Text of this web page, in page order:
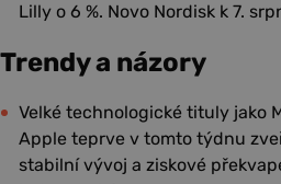
Lilly o 6 %. Novo Nordisk k 7.
Trendy a názory
Velké technologické tituly jako
Apple teprve v tomto týdnu
stabilní vývoj a ziskové